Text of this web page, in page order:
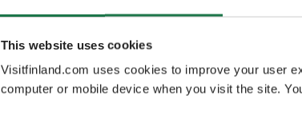
This website uses cookies
Visitfinland.com uses cookies to improve your user
computer or mobile device when you visit the site.